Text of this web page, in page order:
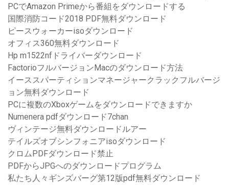
PCでAmazon Primeから番組をダウンロードする
国際消防コード2018 PDF無料ダウンロード
ピースウォーカーisoダウンロード
オフィス360無料ダウンロード
Hp m1522nfドライバーダウンロード
FactorioフルバージョンMacのダウンロード方法
イーススパーティションマネージャークラックフルバージ
ョン無料ダウンロード
PCに複数のXboxゲームをダウンロードできますか
Numenera pdfダウンロード7chan
ヴィンテージ無料ダウンロードルアー
テイルズオブシンフォニアisoダウンロード
クロムPDFダウンロード禁止
PDFからJPGへのダウンロードプログラム
私たち人々ギンズバーグ第12版pdf無料ダウンロード